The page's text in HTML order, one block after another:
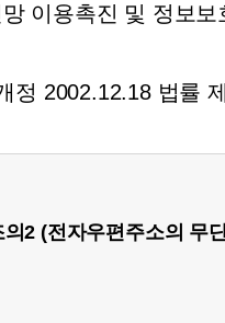
이용촉진 및 정보보
정 2002.12.18 법률
의2 (전자우편주소의 무